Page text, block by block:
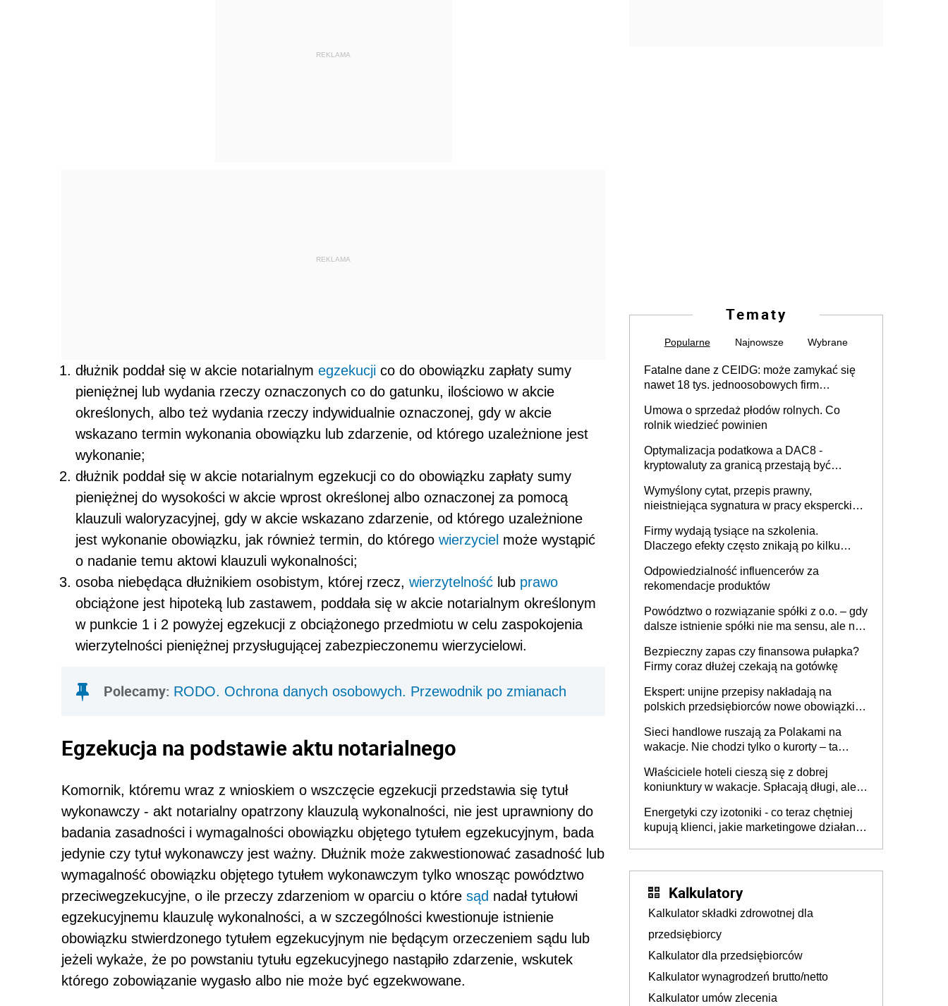
REKLAMA
REKLAMA
dłużnik poddał się w akcie notarialnym egzekucji co do obowiązku zapłaty sumy
pieniężnej lub wydania rzeczy oznaczonych co do gatunku, ilościowo w akcie
określonych, albo też wydania rzeczy indywidualnie oznaczonej, gdy w akcie
wskazano termin wykonania obowiązku lub zdarzenie, od którego uzależnione jest
wykonanie;
dłużnik poddał się w akcie notarialnym egzekucji co do obowiązku zapłaty sumy
pieniężnej do wysokości w akcie wprost określonej albo oznaczonej za pomocą
klauzuli waloryzacyjnej, gdy w akcie wskazano zdarzenie, od którego uzależnione
jest wykonanie obowiązku, jak również termin, do którego wierzyciel może wystąpić
o nadanie temu aktowi klauzuli wykonalności;
osoba niebędąca dłużnikiem osobistym, której rzecz, wierzytelność lub prawo
obciążone jest hipoteką lub zastawem, poddała się w akcie notarialnym określonym
w punkcie 1 i 2 powyżej egzekucji z obciążonego przedmiotu w celu zaspokojenia
wierzytelności pieniężnej przysługującej zabezpieczonemu wierzycielowi.
Polecamy: RODO. Ochrona danych osobowych. Przewodnik po zmianach
Egzekucja na podstawie aktu notarialnego
Komornik, któremu wraz z wnioskiem o wszczęcie egzekucji przedstawia się tytuł
wykonawczy - akt notarialny opatrzony klauzulą wykonalności, nie jest uprawniony do
badania zasadności i wymagalności obowiązku objętego tytułem egzekucyjnym, bada
jedynie czy tytuł wykonawczy jest ważny. Dłużnik może zakwestionować zasadność lub
wymagalność obowiązku objętego tytułem wykonawczym tylko wnosząc powództwo
przeciwegzekucyjne, o ile przeczy zdarzeniom w oparciu o które sąd nadał tytułowi
egzekucyjnemu klauzulę wykonalności, a w szczególności kwestionuje istnienie
obowiązku stwierdzonego tytułem egzekucyjnym nie będącym orzeczeniem sądu lub
jeżeli wykaże, że po powstaniu tytułu egzekucyjnego nastąpiło zdarzenie, wskutek
którego zobowiązanie wygasło albo nie może być egzekwowane.
Tematy
Popularne Najnowsze Wybrane
Fatalne dane z CEIDG: może zamykać się
nawet 18 tys. jednoosobowych firm
Umowa o sprzedaż płodów rolnych. Co
rolnik wiedzieć powinien
Optymalizacja podatkowa a DAC8 -
kryptowaluty za granicą przestają być
Wymyślony cytat, przepis prawny,
nieistniejąca sygnatura w pracy eksperckiej -
firmie
Firmy wydają tysiące na szkolenia.
Dlaczego efekty często znikają po kilku
Odpowiedzialność influencerów za
rekomendacje produktów
Powództwo o rozwiązanie spółki z o.o. – gdy
dalsze istnienie spółki nie ma sensu, ale nie
Bezpieczny zapas czy finansowa pułapka?
Firmy coraz dłużej czekają na gotówkę
Ekspert: unijne przepisy nakładają na
polskich przedsiębiorców nowe obowiązki w
Sieci handlowe ruszają za Polakami na
wakacje. Nie chodzi tylko o kurorty – ta
tam, gdzie wielu spędzi urlop po cichu
Właściciele hoteli cieszą się z dobrej
koniunktury w wakacje. Spłacają długi, ale
Energetyki czy izotoniki - co teraz chętniej
kupują klienci, jakie marketingowe działania
Kalkulatory
Kalkulator składki zdrowotnej dla
przedsiębiorcy
Kalkulator dla przedsiębiorców
Kalkulator wynagrodzeń brutto/netto
Kalkulator umów zlecenia